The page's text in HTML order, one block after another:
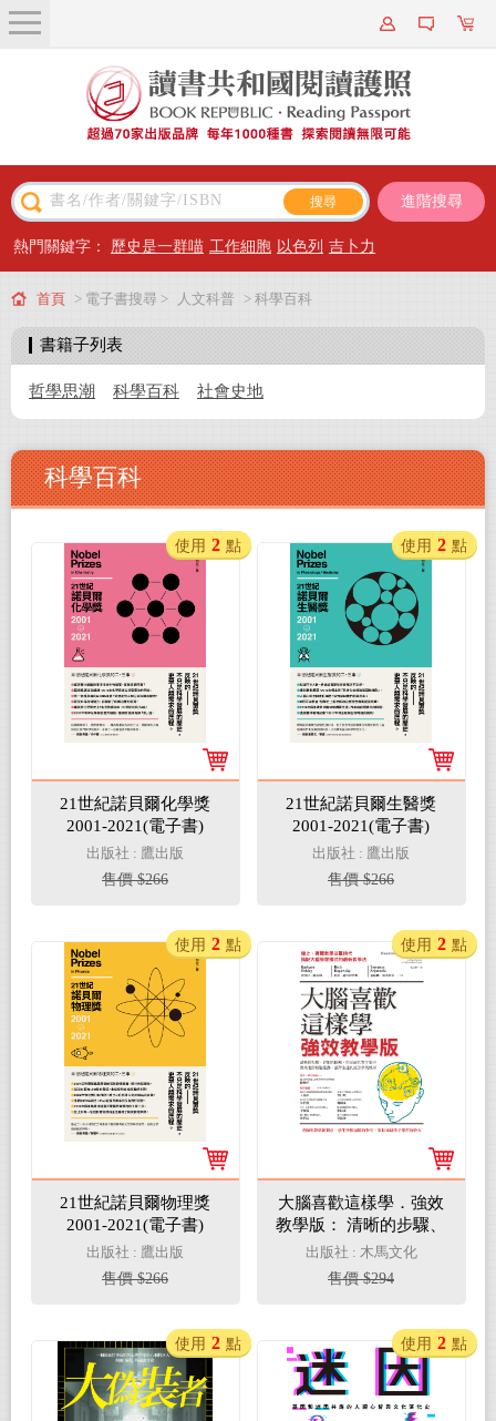
關於我們
近期新書
主題閱讀
出版專區
會員專屬
會員儲值方案
進階搜尋
熱門關鍵字： 歷史是一群喵 工作細胞 以色列 吉卜力
首頁 > 電子書搜尋 > 人文科普 > 科學百科
書籍子列表
哲學思潮 科學百科 社會史地
科學百科
21世紀諾貝爾化學獎
2001-2021(電子書)
出版社 : 鷹出版
售價 $266
使用 2 點
21世紀諾貝爾生醫獎
2001-2021(電子書)
出版社 : 鷹出版
售價 $266
使用 2 點
21世紀諾貝爾物理獎
2001-2021(電子書)
出版社 : 鷹出版
售價 $266
使用 2 點
大腦喜歡這樣學．強效
教學版： 清晰的步驟、
詳細的圖解，與活潑的
實作案例，幫助老師輕
鬆備課，讓學生達到最
出版社 : 木馬文化
售價 $294
使用 2 點
使用 2 點 使用 2 點